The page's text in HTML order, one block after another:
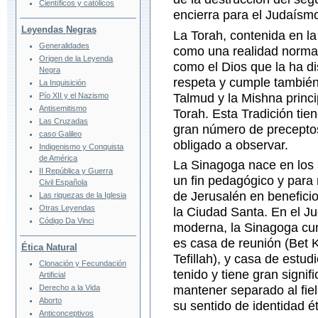
encierra para el
La Torah, contenida en
como una realidad
como el Dios que la ha
respeta y cumple
Talmud y la Mishna
Torah. Esta Tradición
gran número de
obligado a observar.
La Sinagoga nace en
un fin pedagógico y
de Jerusalén en
la Ciudad Santa. En el
moderna, la Sinagoga
es casa de reunión (Bet
Tefillah), y casa de
tenido y tiene gran
mantener separado al
su sentido de identidad
Científicos y católicos
Leyendas Negras
Generalidades
Origen de la Leyenda
Negra
La Inquisición
Pío XII y el Nazismo
Antisemitismo
Las Cruzadas
caso Galileo
Indigenismo y Conquista
de América
II República y Guerra
Civil Española
Las riquezas de la Iglesia
Otras Leyendas
Código Da Vinci
Ética Natural
Clonación y Fecundación
Artificial
Derecho a la Vida
Aborto
Anticonceptivos